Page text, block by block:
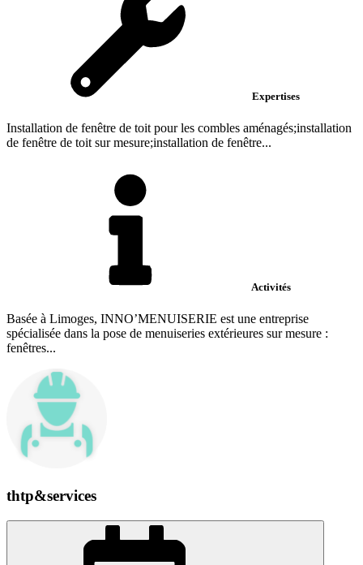
Expertises
Installation de fenêtre de toit pour les combles aménagés;installation
de fenêtre de toit sur mesure;installation de fenêtre...
Activités
Basée à Limoges, INNO’MENUISERIE est une entreprise
spécialisée dans la pose de menuiseries extérieures sur mesure :
fenêtres...
thtp&services